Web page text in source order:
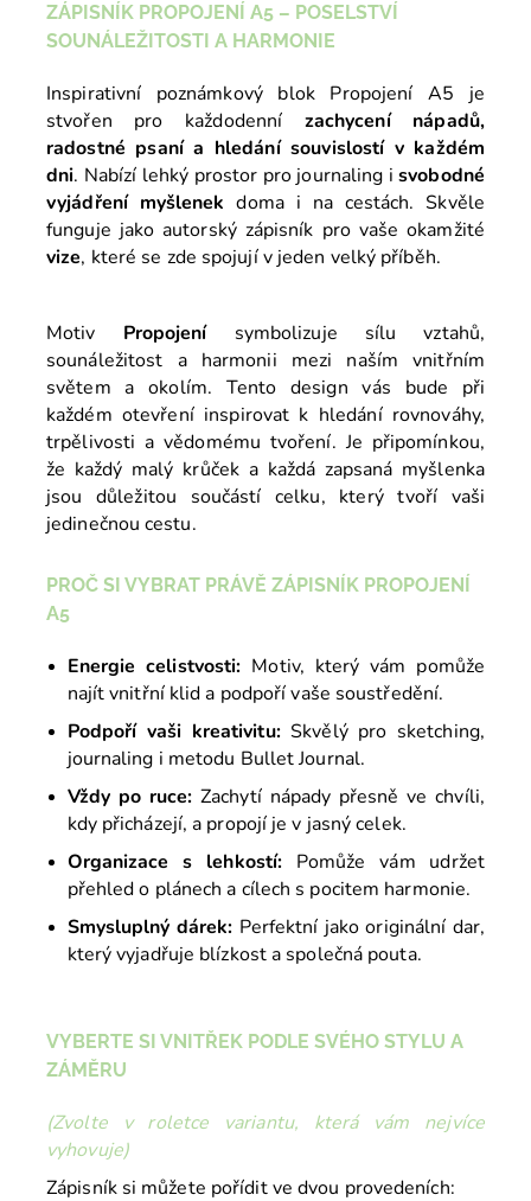
ZÁPISNÍK PROPOJENÍ A5 – POSELSTVÍ
SOUNÁLEŽITOSTI A HARMONIE
Inspirativní poznámkový blok Propojení A5 je
stvořen pro každodenní zachycení nápadů,
radostné psaní a hledání souvislostí v každém
dni. Nabízí lehký prostor pro journaling isvobodné
vyjádření myšlenek doma i na cestách. Skvěle
funguje jako autorský zápisník pro vaše okamžité
vize, které se zde spojují v jeden velký příběh.
Motiv Propojení symbolizuje sílu vztahů,
sounáležitost a harmonii mezi naším vnitřním
světem a okolím. Tento design vás bude při
každém otevření inspirovat k hledání rovnováhy,
trpělivosti a vědomému tvoření. Je připomínkou,
že každý malý krůček a každá zapsaná myšlenka
jsou důležitou součástí celku, který tvoří vaši
jedinečnou cestu.
PROČ SI VYBRAT PRÁVĚ ZÁPISNÍK PROPOJENÍ
A5
Energie celistvosti: Motiv, který vám pomůže
najít vnitřní klid a podpoří vaše soustředění.
Podpoří vaši kreativitu:Skvělý pro sketching,
journaling i metodu Bullet Journal.
Vždy po ruce: Zachytí nápady přesně ve chvíli,
kdy přicházejí, a propojí je v jasný celek.
Organizace s lehkostí: Pomůže vám udržet
přehled o plánech a cílech s pocitem harmonie.
Smysluplný dárek: Perfektní jako originální dar,
který vyjadřuje blízkost a společná pouta.
VYBERTE SI VNITŘEK PODLE SVÉHO STYLU A
ZÁMĚRU
(Zvolte v roletce variantu, která vám nejvíce
vyhovuje)
Zápisník si můžete pořídit ve dvou provedeních: